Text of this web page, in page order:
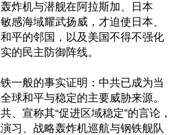
炸机与潜舰在阿拉斯加、日本
感海域耀武扬威，才迫使日本、
平的邻国，以及美国不得不强化
的民主防御阵线。
一般的事实证明：中共已成为当
球和平与稳定的主要威胁来源。
、宣称其“促进区域稳定”的言论，
习、战略轰炸机巡航与钢铁舰队